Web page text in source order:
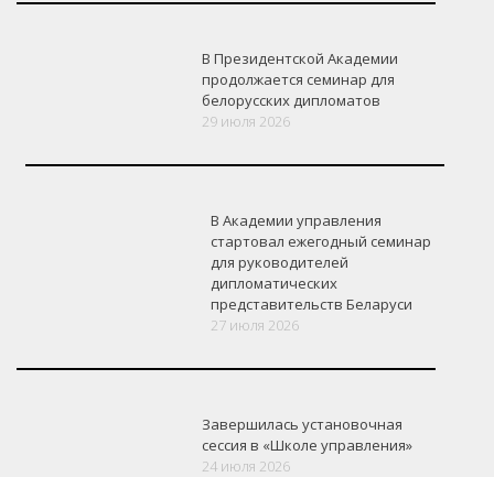
В Президентской Академии
продолжается семинар для
белорусских дипломатов
29 июля 2026
В Академии управления
стартовал ежегодный семинар
для руководителей
дипломатических
представительств Беларуси
27 июля 2026
Завершилась установочная
сессия в «Школе управления»
24 июля 2026